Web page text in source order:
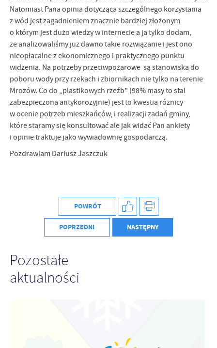
Natomiast Pana opinia dotycząca szczególnego korzystania
z wód jest zagadnieniem znacznie bardziej złożonym
o którym jest dużo wiedzy w internecie a ja tylko dodam,
że analizowaliśmy już dawno takie rozwiązanie i jest ono
nieopłacalne z ekonomicznego i praktycznego punktu
widzenia. Na potrzeby przeciwpożarowe są stanowiska do
poboru wody przy rzekach i zbiornikach nie tylko na terenie
Mrozów. Co do „plastikowych rzeźb” (98% masy to stal
zabezpieczona antykorozyjnie) jest to kwestia różnicy
w ocenie potrzeb mieszkańców, i realizacji zadań gminy,
które staramy się konsultować ale jak widać Pan ankiety
i opinie traktuje jako wywiadownię gospodarczą.
Pozdrawiam Dariusz Jaszczuk
POWRÓT
POPRZEDNI NASTĘPNY
Pozostałe
aktualności